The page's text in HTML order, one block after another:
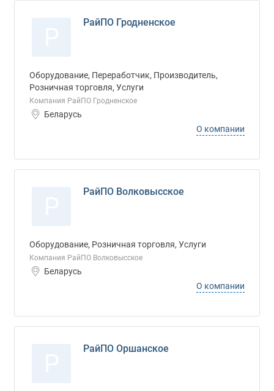
РайПО Гродненское
Оборудование, Переработчик, Производитель,
Розничная торговля, Услуги
Компания РайПО Гродненское
Беларусь
О компании
РайПО Волковысское
Оборудование, Розничная торговля, Услуги
Компания РайПО Волковысское
Беларусь
О компании
РайПО Оршанское